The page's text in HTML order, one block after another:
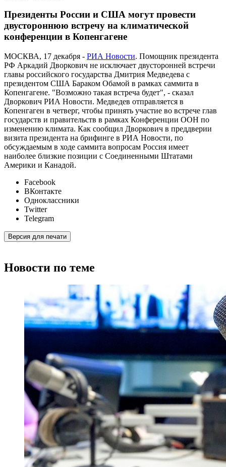
Президенты России и США могут провести
двустороннюю встречу на климатической
конференции в Копенгагене
МОСКВА, 17 декабря - РИА Новости. Помощник президента
РФ Аркадий Дворкович не исключает двусторонней встречи
главы российского государства Дмитрия Медведева с
президентом США Бараком Обамой в рамках саммита в
Копенгагене. "Возможно такая встреча будет", - сказал
Дворкович РИА Новости. Медведев отправляется в
Копенгаген в четверг, чтобы принять участие во встрече глав
государств и правительств в рамках Конференции ООН по
изменению климата. Как сообщил Дворкович в преддверии
визита президента на брифинге в РИА Новости, по
обсуждаемым в ходе саммита вопросам Россия имеет
наиболее близкие позиции с Соединенными Штатами
Америки и Канадой.
Facebook
ВКонтакте
Одноклассники
Twitter
Telegram
Версия для печати
Новости по теме